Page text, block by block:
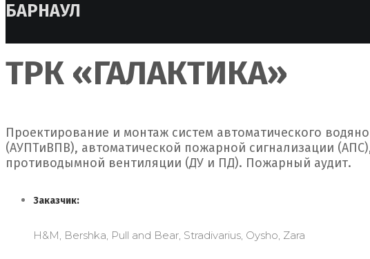
БАРНАУЛ
ТРК «ГАЛАКТИКА»
Проектирование и монтаж систем автоматического
(АУПТиВПВ), автоматической пожарной сигнализации
противодымной вентиляции (ДУ и ПД). Пожарный аудит.
Заказчик:
H&M, Bershka, Pull and Bear, Stradivarius, Oysho, Zara